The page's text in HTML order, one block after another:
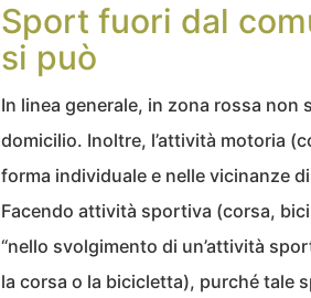
Sport fuori dal
si può
In linea generale, in zona rossa
domicilio. Inoltre, l’attività motoria
forma individuale e nelle vicinanze
Facendo attività sportiva (corsa,
“nello svolgimento di un’attività
la corsa o la bicicletta), purché tale